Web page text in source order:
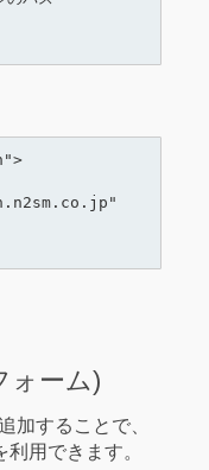
ォーム)
加することで、
用できます。